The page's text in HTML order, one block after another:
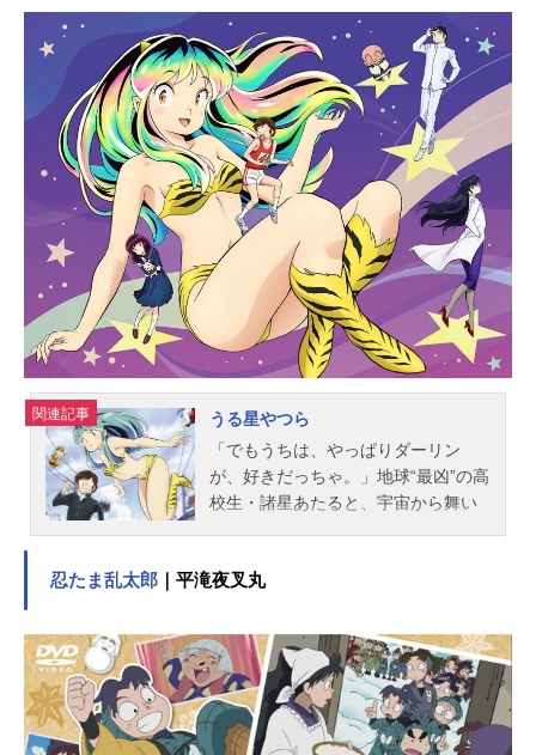
てくる 魔法使いの『練習』陽気な
笑顔と鋭いナイフ ビールを飲んで
スカッとしよっと黒いケムリと美味
しいキノコ ホールか…胸クソワリ
ィ場所だこれだとケツが丸見えにな
るし 大葉ギョーザ時々ゾンビ死に
たくなければよく聞いてください
三遊間に底なし沼なんでフォークを
投げんだよ？ナイフだろ、フツー口
の中にもう一人男がいるぞ お前は
違う こうなったらヤケ酒だこれら
の要素が作り出すもの。それはま
だ……混沌の中。それが……ドロヘ
ドロ！作品名ドロヘドロ放送形態TV
アニメスケジュール2020年1月12日
（日）～2020年3月29日（日）TOKY
OMXほか話数全12話キャストカイマ
ン：高木渉ニカイドウ：近藤玲奈
煙：堀内賢雄心：細谷佳正能井：小
林ゆう藤田：高梨謙吾恵比寿：富田
美憂バウクス：江川央生カスカベ：
ベ：市来光弘キクラゲ：鵜殿麻由栗
三木眞一郎アス：郷田ほづみ鳥太：
勝杏里スタ...
関連記事
うる星やつら
「でもうちは、やっぱりダーリン
が、好きだっちゃ。」地球“最凶”の高
校生・諸星あたると、宇宙から舞い
第一線で活躍する高橋留美子による
ら」。小学館創業100周年を記念し、
選び抜かれた原作エピソードを4クー
ルに渡ってテレビアニメ化！（第1期
2022年放送予定）監督は『ジョジョ
の奇妙な冒険黄金の風』を手掛けた
忍たま乱太郎 ｜平滝夜叉丸